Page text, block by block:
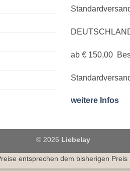
ab € 150,00
weitere Infos
© 2026 Liebelay
entsprechen dem bisherigen Preis